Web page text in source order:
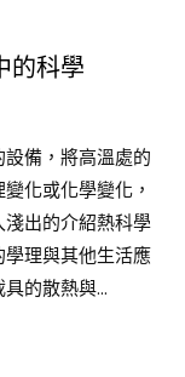
的科學
備，將高溫處的
化或化學變化，
出的介紹熱科學
理與其他生活應
的散熱與...